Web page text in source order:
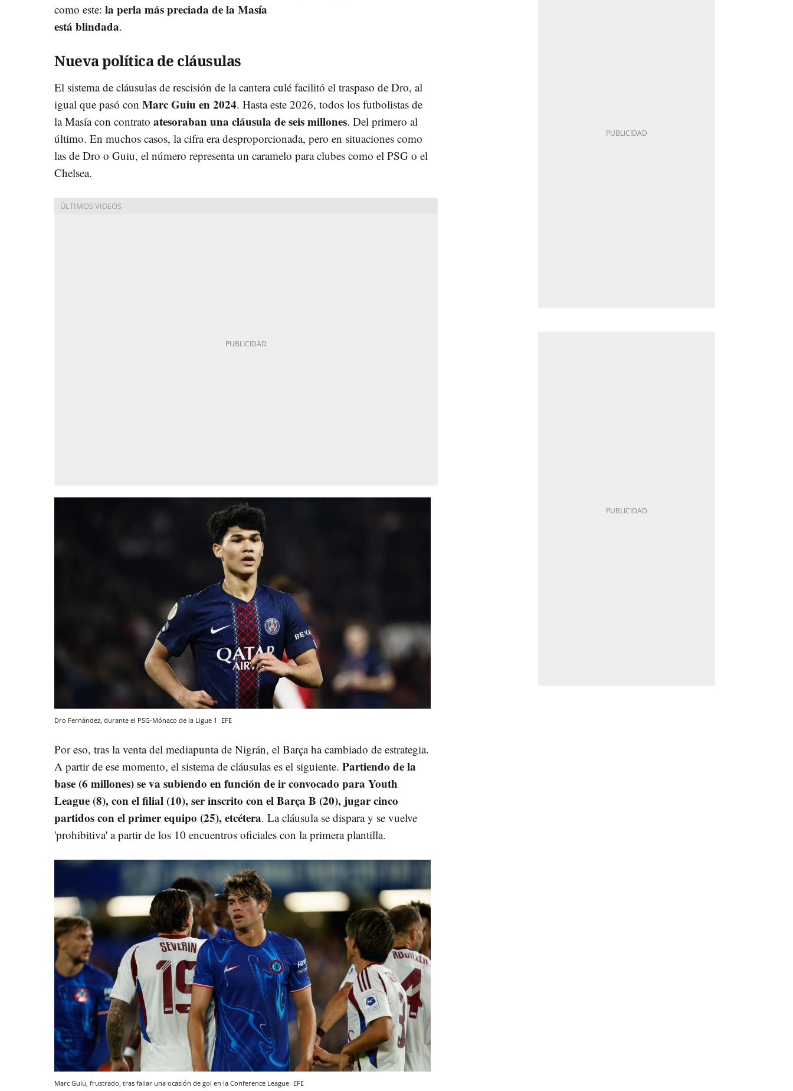
como este: la perla más preciada de la Masía
está blindada.
Nueva política de cláusulas
El sistema de cláusulas de rescisión de la cantera culé facilitó el traspaso de Dro, al
igual que pasó con Marc Guiu en 2024. Hasta este 2026, todos los futbolistas de
la Masía con contrato atesoraban una cláusula de seis millones. Del primero al
último. En muchos casos, la cifra era desproporcionada, pero en situaciones como
las de Dro o Guiu, el número representa un caramelo para clubes como el PSG o el
Chelsea.
Dro Fernández, durante el PSG-Mónaco de la Ligue 1 EFE
Por eso, tras la venta del mediapunta de Nigrán, el Barça ha cambiado de estrategia.
A partir de ese momento, el sistema de cláusulas es el siguiente. Partiendo de la
base (6 millones) se va subiendo en función de ir convocado para Youth
League (8), con el filial (10), ser inscrito con el Barça B (20), jugar cinco
partidos con el primer equipo (25), etcétera. La cláusula se dispara y se vuelve
'prohibitiva' a partir de los 10 encuentros oficiales con la primera plantilla.
Marc Guiu, frustrado, tras fallar una ocasión de gol en la Conference League EFE